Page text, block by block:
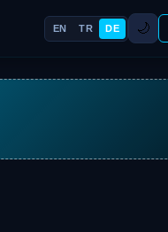
EN TR DE 🌙